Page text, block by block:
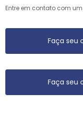
Entre em contato com
Faça seu
Faça seu